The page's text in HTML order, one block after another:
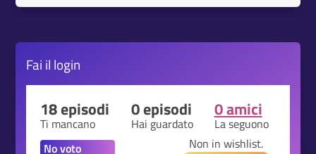
Fai il login
18 episodi
Ti mancano
0 episodi
Hai guardato
0 amici
La seguono
Non in wishlist.